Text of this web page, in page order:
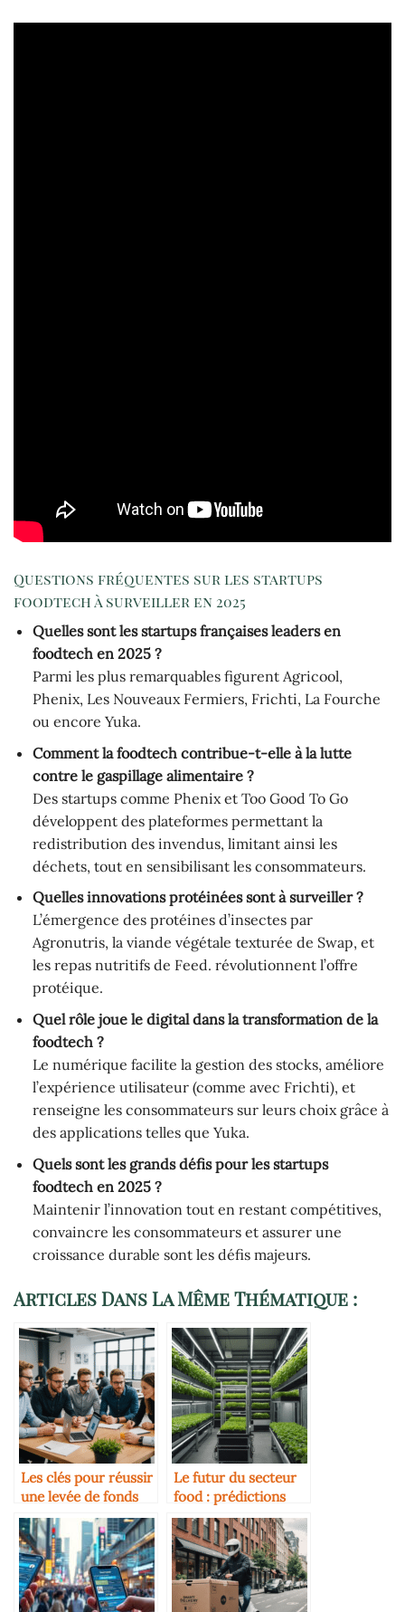
Questions fréquentes sur les startups
foodtech à surveiller en 2025
Quelles sont les startups françaises leaders en
foodtech en 2025 ?
Parmi les plus remarquables figurent Agricool,
Phenix, Les Nouveaux Fermiers, Frichti, La Fourche
ou encore Yuka.
Comment la foodtech contribue-t-elle à la lutte
contre le gaspillage alimentaire ?
Des startups comme Phenix et Too Good To Go
développent des plateformes permettant la
redistribution des invendus, limitant ainsi les
déchets, tout en sensibilisant les consommateurs.
Quelles innovations protéinées sont à surveiller ?
L’émergence des protéines d’insectes par
Agronutris, la viande végétale texturée de Swap, et
les repas nutritifs de Feed. révolutionnent l’offre
protéique.
Quel rôle joue le digital dans la transformation de la
foodtech ?
Le numérique facilite la gestion des stocks, améliore
l’expérience utilisateur (comme avec Frichti), et
renseigne les consommateurs sur leurs choix grâce à
des applications telles que Yuka.
Quels sont les grands défis pour les startups
foodtech en 2025 ?
Maintenir l’innovation tout en restant compétitives,
convaincre les consommateurs et assurer une
croissance durable sont les défis majeurs.
Articles Dans La Même Thématique :
Les clés pour réussir
une levée de fonds
dans la foodtech
Le futur du secteur
food : prédictions
pour 2030